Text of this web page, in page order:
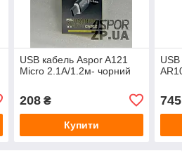
USB кабель Aspor A121
Micro 2.1A/1.2м- чорний
208₴
Купити
745